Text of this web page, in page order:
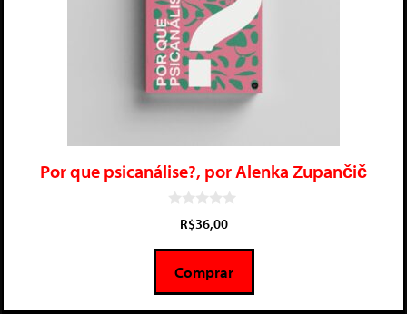
Por que psicanálise?, por Alenka Zupančič
5
R$36,00
Comprar